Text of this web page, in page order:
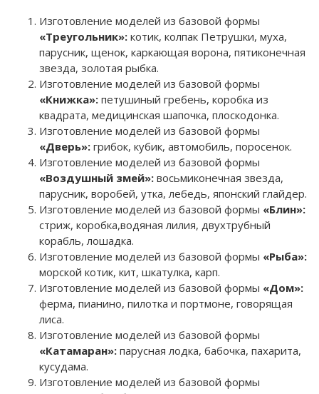
Изготовление моделей из базовой формы
«Треугольник»: котик, колпак Петрушки, муха,
парусник, щенок, каркающая ворона, пятиконечная
звезда, золотая рыбка.
Изготовление моделей из базовой формы
«Книжка»: петушиный гребень, коробка из
квадрата, медицинская шапочка, плоскодонка.
Изготовление моделей из базовой формы
«Дверь»: грибок, кубик, автомобиль, поросенок.
Изготовление моделей из базовой формы
«Воздушный змей»: восьмиконечная звезда,
парусник, воробей, утка, лебедь, японский глайдер.
Изготовление моделей из базовой формы «Блин»:
стриж, коробка,водяная лилия, двухтрубный
корабль, лошадка.
Изготовление моделей из базовой формы «Рыба»:
морской котик, кит, шкатулка, карп.
Изготовление моделей из базовой формы «Дом»:
ферма, пианино, пилотка и портмоне, говорящая
лиса.
Изготовление моделей из базовой формы
«Катамаран»: парусная лодка, бабочка, пахарита,
кусудама.
Изготовление моделей из базовой формы